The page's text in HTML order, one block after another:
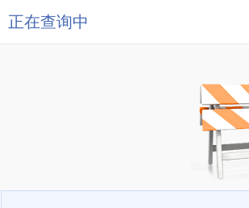
正在查询中